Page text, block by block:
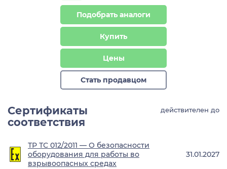
Подобрать аналоги
Купить
Цены
Стать продавцом
Сертификаты
соответствия
действителен до
ТР ТС 012/2011 — О безопасности
оборудования для работы во
взрывоопасных средах
31.01.2027